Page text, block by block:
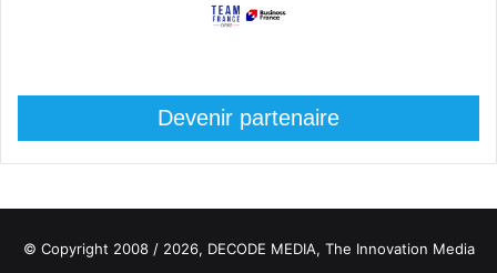
Devenir partenaire
© Copyright 2008 / 2026, DECODE MEDIA, The Innovation Media